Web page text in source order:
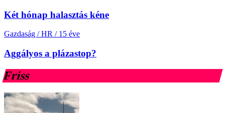
Két hónap halasztás kéne
Gazdaság / HR / 15 éve
Aggályos a plázastop?
Friss